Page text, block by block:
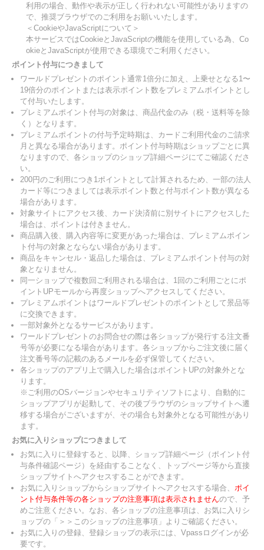
利用の場合、動作や表示が正しく行われない可能性がありますの
で、推奨ブラウザでのご利用をお願いいたします。
＜CookieやJavaScriptについて＞
本サービスではCookieとJavaScriptの機能を使用している為、Co
okieとJavaScriptが使用できる環境でご利用ください。
ポイント付与につきまして
ワールドプレゼントのポイント通常1倍分に加え、上乗せとなる1〜
19倍分のポイントまたは表示ポイント数をプレミアムポイントとし
て付与いたします。
プレミアムポイント付与の対象は、商品代金のみ（税・送料等を除
く）となります。
プレミアムポイントの付与予定時期は、カードご利用代金のご請求
月と異なる場合があります。ポイント付与時期はショップごとに異
なりますので、各ショップのショップ詳細ページにてご確認くださ
い。
200円のご利用につき1ポイントとして計算されるため、一部の法人
カード等につきましては表示ポイント数と付与ポイント数が異なる
場合があります。
対象サイトにアクセス後、カード決済前に別サイトにアクセスした
場合は、ポイントは付きません。
商品購入後、購入内容等に変更があった場合は、プレミアムポイン
ト付与の対象とならない場合があります。
商品をキャンセル・返品した場合は、プレミアムポイント付与の対
象となりません。
同一ショップで複数回ご利用される場合は、1回のご利用ごとにポ
イントUPモールから再度ショップへアクセスしてください。
プレミアムポイントはワールドプレゼントのポイントとして景品等
に交換できます。
一部対象外となるサービスがあります。
ワールドプレゼントのお問合せの際は各ショップが発行する注文番
号等が必要になる場合があります。各ショップからご注文後に届く
注文番号等の記載のあるメールを必ず保管してください。
各ショップのアプリ上で購入した場合はポイントUPの対象外とな
ります。
※ご利用のOSバージョンやセキュリティソフトにより、自動的に
ショップアプリが起動して、その後ブラウザのショップサイトへ遷
移する場合がございますが、その場合も対象外となる可能性があり
ます。
お気に入りショップにつきまして
お気に入りに登録すると、以降、ショップ詳細ページ（ポイント付
与条件確認ページ）を経由することなく、トップページ等から直接
ショップサイトへアクセスすることができます。
お気に入りショップからショップサイトへアクセスする場合、 ポイ
ント付与条件等の各ショップの注意事項は表示されませんので、予
めご注意ください。なお、各ショップの注意事項は、お気に入りシ
ョップの「＞＞このショップの注意事項」よりご確認ください。
お気に入りの登録、登録ショップの表示には、Vpassログインが必
要です。